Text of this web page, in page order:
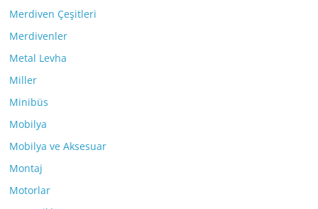
Merdiven Çeşitleri
Merdivenler
Metal Levha
Miller
Minibüs
Mobilya
Mobilya ve Aksesuar
Montaj
Motorlar